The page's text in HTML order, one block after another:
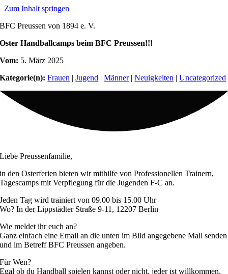
Zum Inhalt springen
BFC Preussen von 1894 e. V.
Oster Handballcamps beim BFC Preussen!!!
Vom: 5. März 2025
Kategorie(n):Frauen |Jugend |Männer|Neuigkeiten |Uncategorized
Liebe Preussenfamilie,
in den Osterferien bieten wir mithilfe von Professionellen Trainern,
Tagescamps mit Verpflegung für die Jugenden F-C an.
Jeden Tag wird trainiert von 09.00 bis 15.00 Uhr
Wo? In der Lippstädter Straße 9-11, 12207 Berlin
Wie meldet ihr euch an?
Ganz einfach eine Email an die unten im Bild angegebene Mail senden
und im Betreff BFC Preussen angeben.
Für Wen?
Egal ob du Handball spielen kannst oder nicht, jeder ist willkommen,